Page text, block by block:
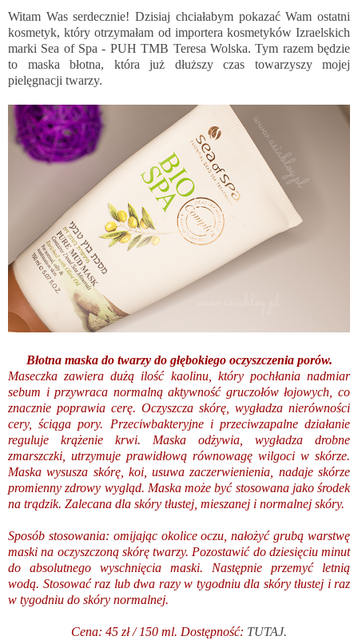
Witam Was serdecznie! Dzisiaj chciałabym pokazać Wam ostatni
kosmetyk, który otrzymałam od importera kosmetyków Izraelskich
marki Sea of Spa - PUH TMB Teresa Wolska. Tym razem będzie
to maska błotna, która już dłuższy czas towarzyszy mojej
pielęgnacji twarzy.
Błotna maska do twarzy do głębokiego oczyszczenia porów.
Maseczka zawiera dużą ilość kaolinu, który pochłania nadmiar
sebum i przywraca normalną aktywność gruczołów łojowych, co
znacznie poprawia cerę. Oczyszcza skórę, wygładza nierówności
cery, ściąga pory. Przeciwbakteryjne i przeciwzapalne działanie
reguluje krążenie krwi. Maska odżywia, wygładza drobne
zmarszczki, utrzymuje prawidłową równowagę wilgoci w skórze.
Maska wysusza skórę, koi, usuwa zaczerwienienia, nadaje skórze
promienny zdrowy wygląd. Maska może być stosowana jako środek
na trądzik. Zalecana dla skóry tłustej, mieszanej i normalnej skóry.
Sposób stosowania: omijając okolice oczu, nałożyć grubą warstwę
maski na oczyszczoną skórę twarzy. Pozostawić do dziesięciu minut
do absolutnego wyschnięcia maski. Następnie przemyć letnią
wodą. Stosować raz lub dwa razy w tygodniu dla skóry tłustej i raz
w tygodniu do skóry normalnej.
Cena: 45 zł / 150 ml. Dostępność: TUTAJ.